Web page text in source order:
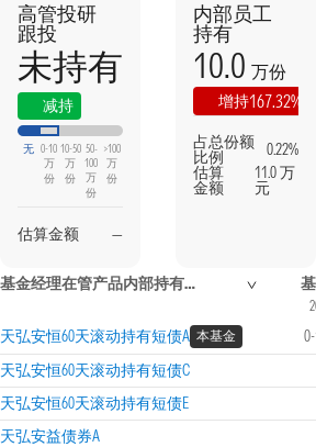
高管投研
跟投
未持有
减持
上期
无 0-10
万
份
10-50
万
份
50-
100
万
份
>100
万
份
估算金额 —
内部员工
持有
10.0 万份
增持167.32%
占总份额
比例
0.22%
估算
金额
11.0 万
元
基金经理在管产品内部持有信息
天弘安恒60天滚动持有短债A 本基金
天弘安恒60天滚动持有短债C
天弘安恒60天滚动持有短债E
天弘安益债券A